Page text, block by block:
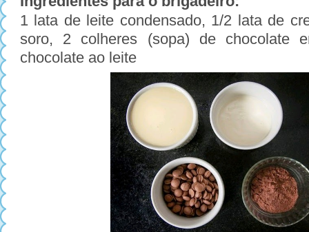
1 lata de leite condensado, 1/2 lata de
soro, 2 colheres (sopa) de chocolate
chocolate ao leite